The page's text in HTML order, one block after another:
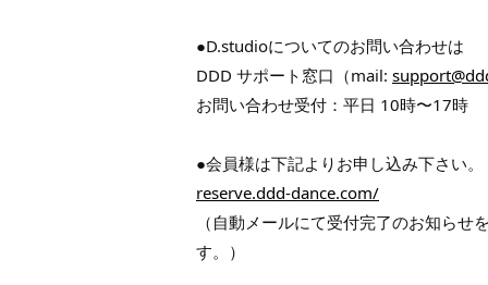
●D.studioについてのお問い合わせは
DDD サポート窓口（mail:
お問い合わせ受付：平日 10時〜17時
●会員様は下記よりお申し込み下さい。
reserve.ddd-dance.com/
（自動メールにて受付完了のお知ら
す。）